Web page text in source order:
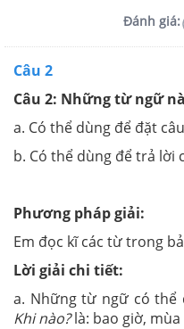
Đánh giá:
Câu 2
Câu 2: Những từ ngữ
a. Có thể dùng để đặt
b. Có thể dùng để trả lời
Phương pháp giải:
Em đọc kĩ các từ trong
Lời giải chi tiết:
a. Những từ ngữ có thể
Khi nào?là: bao giờ,